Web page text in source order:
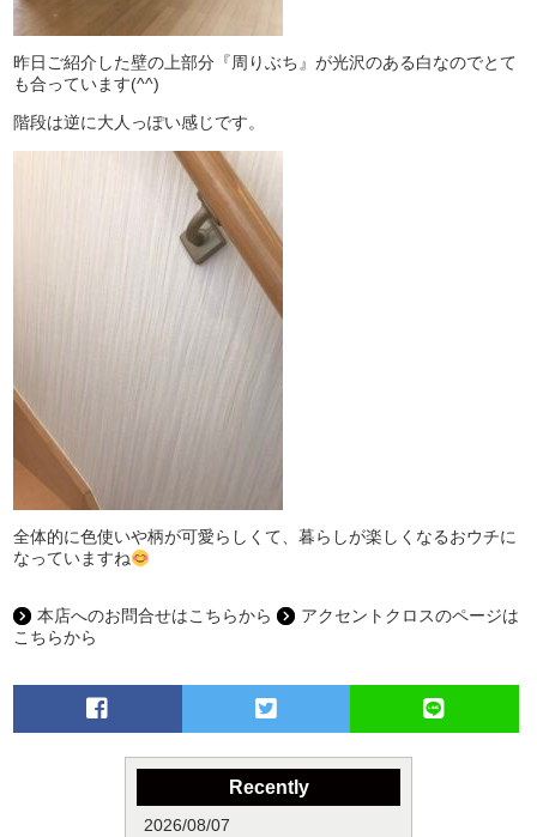
昨日ご紹介した壁の上部分『周りぶち』が光沢のある白なのでとて
も合っています(^^)
階段は逆に大人っぽい感じです。
全体的に色使いや柄が可愛らしくて、暮らしが楽しくなるおウチに
なっていますね
本店へのお問合せはこちらから
アクセントクロスのページは
こちらから
Recently
2026/08/07